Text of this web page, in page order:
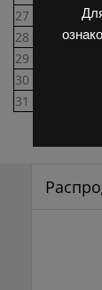
27
5665
28
5665
29
5665
30
31
5665